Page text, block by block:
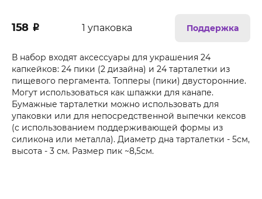
158 ₽ 1 упаковка Поддержка
В набор входят аксессуары для украшения 24
капкейков: 24 пики (2 дизайна) и 24 тарталетки из
пищевого пергамента. Топперы (пики) двусторонние.
Могут использоваться как шпажки для канапе.
Бумажные тарталетки можно использовать для
упаковки или для непосредственной выпечки кексов
(с использованием поддерживающей формы из
силикона или металла). Диаметр дна тарталетки - 5см,
высота - 3 см. Размер пик ~8,5см.